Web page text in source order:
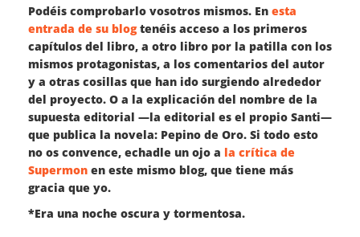
Podéis comprobarlo vosotros mismos. En esta
entrada de su blogtenéis acceso a los primeros
capítulos del libro, a otro libro por la patilla con los
mismos protagonistas, a los comentarios del autor
y a otras cosillas que han ido surgiendo alrededor
del proyecto. O a la explicación del nombre de la
supuesta editorial —la editorial es el propio Santi—
que publica la novela: Pepino de Oro. Si todo esto
no os convence, echadle un ojo a la crítica de
Supermon en este mismo blog, que tiene más
gracia que yo.
*Era una noche oscura y tormentosa.